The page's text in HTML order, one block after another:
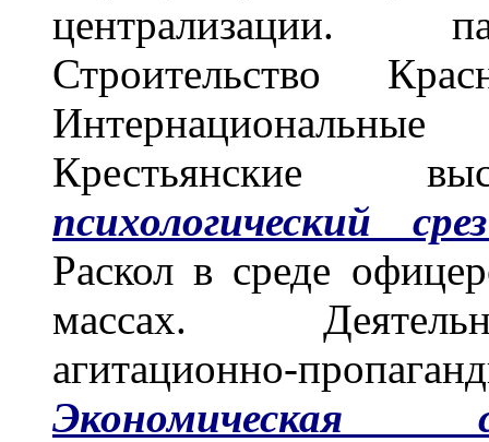
централизации.
Строительство
Крестьянские
психологический
Раскол в среде
массах.
агитационно-
Экономическая